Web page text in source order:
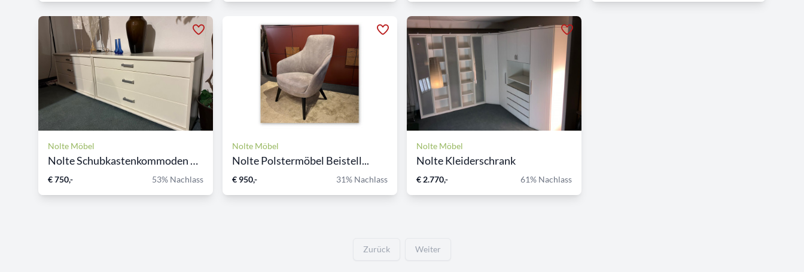
Nolte Möbel
Nolte Schubkastenkommoden w...
€ 750,- 53% Nachlass
Nolte Möbel
Nolte Polstermöbel Beistell...
€ 950,- 31% Nachlass
Nolte Möbel
Nolte Kleiderschrank
€ 2.770,- 61% Nachlass
Zurück Weiter